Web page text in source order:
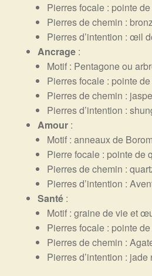
Pierres focale : pointe
Pierres de chemin :
Pierres d’intention : œil
Ancrage :
Motif : Pentagone ou
Pierres focale : pointe
Pierres de chemin :
Pierres d’intention :
Amour :
Motif : anneaux de
Pierre focale : pointe de
Pierres de chemin :
Pierres d’intention :
Santé :
Motif : graine de vie et
Pierres focale : pointe
Pierres de chemin :
Pierres d’intention : jade